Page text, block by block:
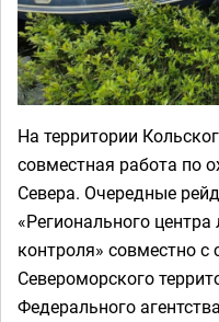
На территории
совместная работа по
Севера. Очередные
«Регионального центра
контроля» совместно с
Североморского
Федерального